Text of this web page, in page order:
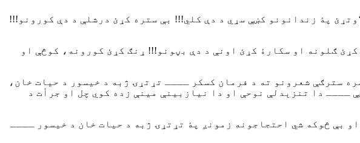
پۀ زندانونو کښې سړي د دې کلي!!! بې ستره کړئ درشلې د دې کورونو!!!
ګلونه او سکارۀ کړئ اونې د دې بڼونو!!! ړنګ کړئ کورونه، کوڅې او
سترګې شعرونو ته د فرمان کسکر ــــ تړتړۍ ژبه د خیسور د حیات خان،
ــــ دا تنزېدلې نوحې او دا نیازبینې مینې زده کوي چل او جرأت د
بې څوکه شي احتجاجونه زمونږ پۀ تړتړۍ ژبه د حیات خان د خیسور ــــ